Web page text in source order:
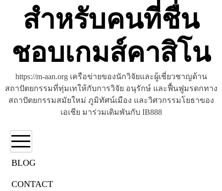
สำหรับคนที่ชื่น
ชอบเกมส์คาสิโน
https://m-aan.org เครือข่ายของนักวิจัยและผู้เชี่ยวชาญด้าน
สถาปัตยกรรมที่ทุ่มเทให้กับการวิจัย อนุรักษ์ และฟื้นฟูมรดกทาง
สถาปัตยกรรมสมัยใหม่ ภูมิทัศน์เมือง และวิศวกรรมโยธาของ
เอเชีย มาร่วมเดิมพันกับ IB888
BLOG
CONTACT